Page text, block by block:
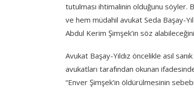
tutulması ihtimalinin olduğunu söyler.
ve hem müdahil avukat Seda Başay-
Abdul Kerim Şimşek’in söz
Avukat Başay-Yıldız öncelikle asıl
avukatları tarafından okunan
“Enver Şimşek’in öldürülmesinin